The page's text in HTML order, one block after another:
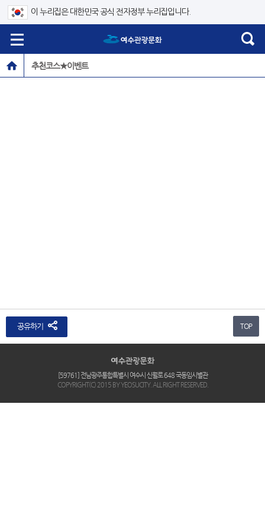
이 누리집은 대한민국 공식 전자정부 누리집입니다.
추천코스★이벤트
공유하기 TOP
[59761] 전남광주통합특별시 여수시 신월로 648 국동임시별관
COPYRIGHT(C) 2015 BY YEOSUCITY. ALL RIGHT RESERVED.